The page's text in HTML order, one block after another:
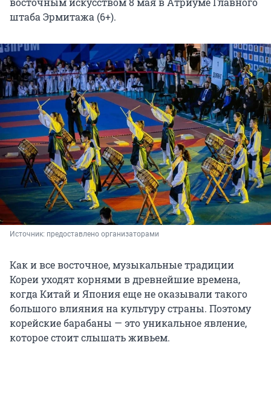
штаба Эрмитажа (6+).
Источник: предоставлено организаторами
Как и все восточное, музыкальные традиции
Кореи уходят корнями в древнейшие времена,
когда Китай и Япония еще не оказывали такого
большого влияния на культуру страны. Поэтому
корейские барабаны — это уникальное явление,
которое стоит слышать живьем.